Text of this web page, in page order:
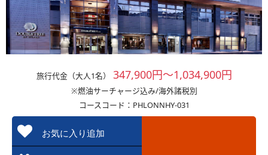
旅行代金（大人1名） 347,900円～1,034,900円
※燃油サーチャージ込み/海外諸税別
コースコード：PHLONNHY-031
お気に入り追加